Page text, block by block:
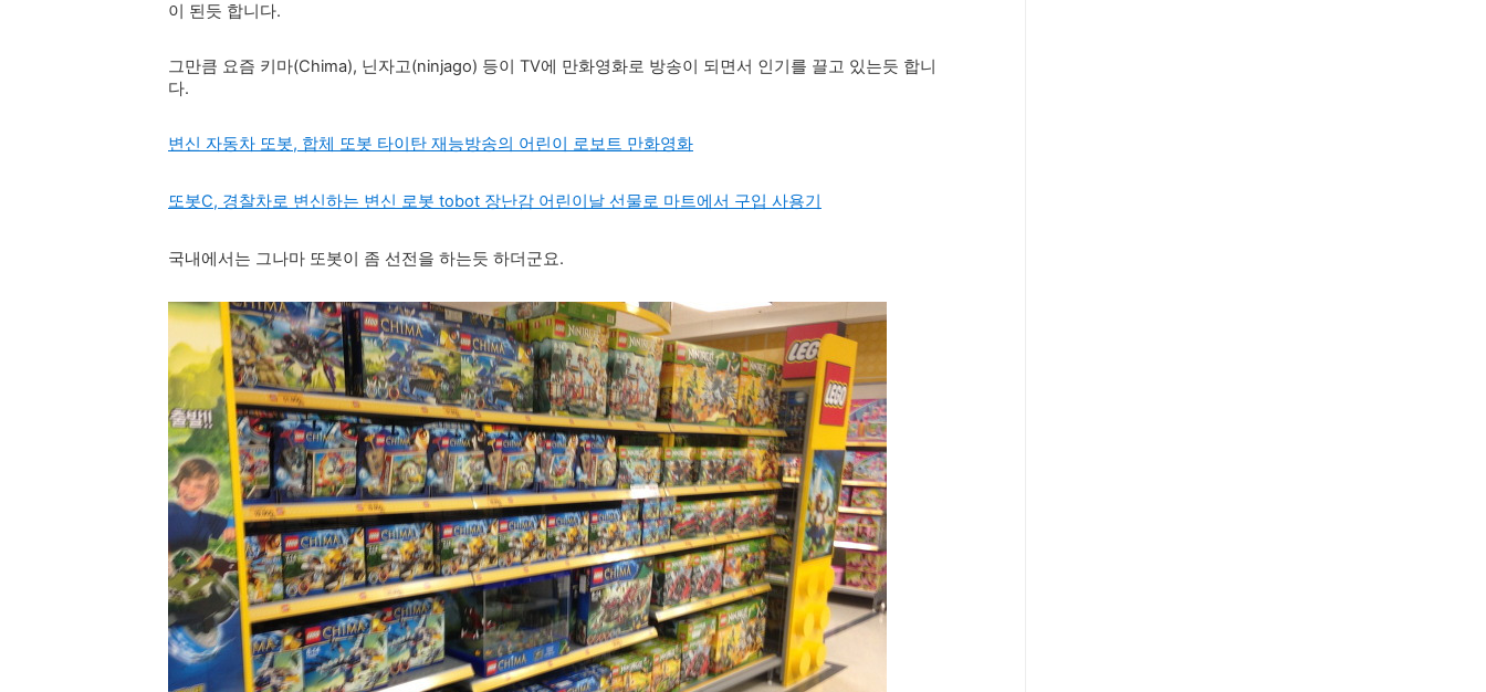
이 된듯 합니다.
그만큼 요즘 키마(Chima), 닌자고(ninjago) 등이 TV에 만화영화로 방송이 되면서 인기를 끌고 있는듯 합니
다.
변신 자동차 또봇, 합체 또봇 타이탄 재능방송의 어린이 로보트 만화영화
또봇C, 경찰차로 변신하는 변신 로봇 tobot 장난감 어린이날 선물로 마트에서 구입 사용기
국내에서는 그나마 또봇이 좀 선전을 하는듯 하더군요.